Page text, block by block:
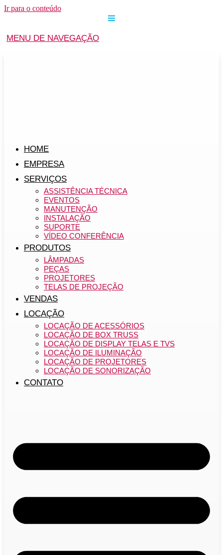
Ir para o conteúdo
MENU DE NAVEGAÇÃO
HOME
EMPRESA
SERVIÇOS
ASSISTÊNCIA TÉCNICA
EVENTOS
MANUTENÇÃO
INSTALAÇÃO
SUPORTE
VÍDEO CONFERÊNCIA
PRODUTOS
LÂMPADAS
PEÇAS
PROJETORES
TELAS DE PROJEÇÃO
VENDAS
LOCAÇÃO
LOCAÇÃO DE ACESSÓRIOS
LOCAÇÃO DE BOX TRUSS
LOCAÇÃO DE DISPLAY TELAS E TVS
LOCAÇÃO DE ILUMINAÇÃO
LOCAÇÃO DE PROJETORES
LOCAÇÃO DE SONORIZAÇÃO
CONTATO